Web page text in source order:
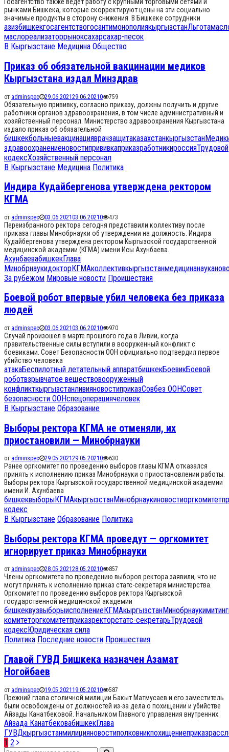
Госагентство также ведет работу с крупными торговыми сетями и
рынками Бишкека, которые скорректируют цены на эти социально
значимые продукты в сторону снижения. В Бишкеке сотрудники
азизбишкекгосагентствогосантимонополиякыргызстанЛьгота
маслореализаторрыноксахарсахар-песок
В Кыргызстане Медицина Общество
Приказ об обязательной вакцинации медиков
Кыргызстана издал Минздрав
от adminspec 29.06.202129.06.20210 759
Обязательную прививку, согласно приказу, должны получить и другие
работники органов здравоохранения, в том числе административный и
хозяйственный персонал. Министерство здравоохранения Кыргызстана
издало приказ об обязательной
бишкекбольныевакцинацияврачзащитаказахстанкыргызстан
здравоохранениеновостипрививкаприказработникироссияТрудовой
кодексХозяйственный персонал
В Кыргызстане Медицина Политика
Индира Кудайбергенова утверждена ректором
КГМА
от adminspec 03.06.202103.06.20210 473
Переизбранного ректора сегодня представили коллективу после
приказа главы Минобрнауки об утверждении на должность. Индира
Кудайбергенова утверждена ректором Кыргызской государственной
медицинской академии (КГМА) имени Исы Ахунбаева.
АхунбаевабишкекГлава
МинобрнаукидокторКГМАколлективкыргызстанмедицинанаука
За рубежом Мировые новости Проишествия
Боевой робот впервые убил человека без приказа
людей
от adminspec 03.06.202103.06.20210 970
Случай произошел в марте прошлого года в Ливии, когда
правительственные силы вступили в вооруженный конфликт с
боевиками. Совет Безопасности ООН официально подтвердил первое
убийство человека
атакаБеспилотный летательный аппаратбишкекБоевикБоевой
роботвзрывчатое веществовооруженный
конфликткыргызстанливияновостиприказСовбез ООНСовет
безопасности ООНспецоперациячеловек
В Кыргызстане Образование
Выборы ректора КГМА не отменяли, их
приостановили — Минобрнауки
от adminspec 29.05.202129.05.20210 630
Ранее оргкомитет по проведению выборов главы КГМА отказался
принять к исполнению приказ Минобрнауки о приостановлении работы.
Выборы ректора Кыргызской государственной медицинской академии
имени И. Ахунбаева
бишкеквыборыКГМАкыргызстанМинобрнаукиновостиоргкомитет
кодекс
В Кыргызстане Образование Политика
Выборы ректора КГМА проведут — оргкомитет
игнорирует приказ Минобрнауки
от adminspec 28.05.202128.05.20210 857
Члены оргкомитета по проведению выборов ректора заявили, что не
могут принять к исполнению приказ статс-секретаря министерства.
Оргкомитет по проведению выборов ректора Кыргызской
государственной медицинской академии
бишкеквузвыборыисполнение КГМАкыргызстанМинобрнаукимитинг
комитеторгкомитетприказректорстатс-секретарьТрудовой
кодекс Юридическая сила
Политика Последние новости Проишествия
Главой ГУВД Бишкека назначен Азамат
Ногойбаев
от adminspec 19.05.2021 19.05.20210 587
Прежний глава столичной милиции Бакыт Матмусаев и его заместитель
были освобождены от должностей из-за дела о похищении и убийстве
Айзады Канатбековой. Начальником Главного управления внутренних
Айзада КанатбековабишкекГлава
ГУВДкыргызстанмилицияновостиполковникпохищениеприказ
Навигация
1 2